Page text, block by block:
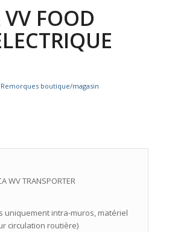
VV FOOD
Remorques boutique/magasin
WV TRANSPORTER
uniquement intra-muros, matériel
circulation routière)